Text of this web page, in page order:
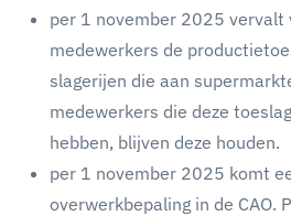
per 1 november 2025 vervalt
medewerkers de
slagerijen die aan
medewerkers die deze
hebben, blijven deze houden.
per 1 november 2025 komt
overwerkbepaling in de CAO.